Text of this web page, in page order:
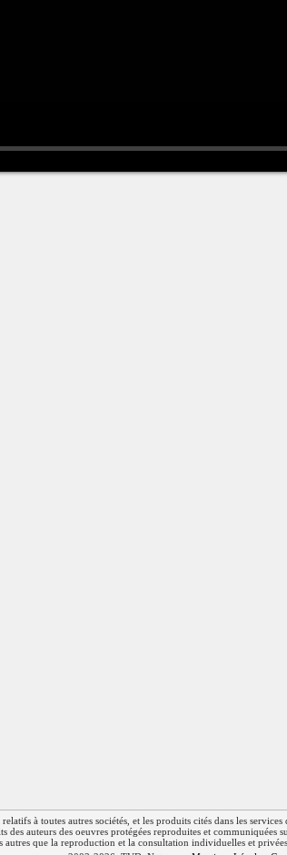
à toutes autres sociétés, et les produits cités dans les
des auteurs des oeuvres protégées reproduites et communiquées
que la reproduction et la consultation individuelles et privées